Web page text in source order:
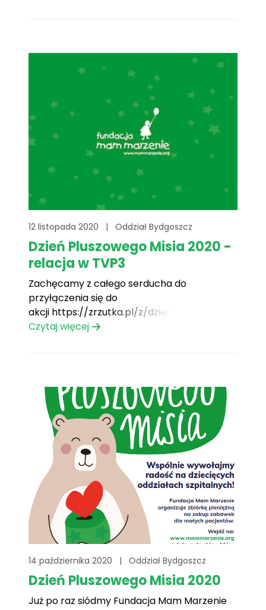
koncertu wystąpiła Agata Prokop wraz z
zespołem: Nikodem Prokop, Julia[...]
12 listopada 2020 | Oddział Bydgoszcz
Dzień Pluszowego Misia 2020 -
relacja w TVP3
Zachęcamy z całego serducha do
przyłączenia się do
akcji https://zrzutka.pl/z/
która w tym roku przybrała postać zbiórki
Czytaj więcej
14 października 2020 | Oddział Bydgoszcz
Dzień Pluszowego Misia 2020
Już po raz siódmy Fundacja Mam Marzenie